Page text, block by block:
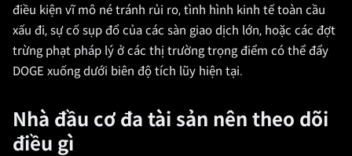
điều kiện vĩ mô né tránh rủi ro, tình hình kinh tế toàn cầu
xấu đi, sự cố sụp đổ của các sàn giao dịch lớn, hoặc các đợt
trừng phạt pháp lý ở các thị trường trọng điểm có thể đẩy
DOGE xuống dưới biên độ tích lũy hiện tại.
Nhà đầu cơ đa tài sản nên theo dõi
điều gì